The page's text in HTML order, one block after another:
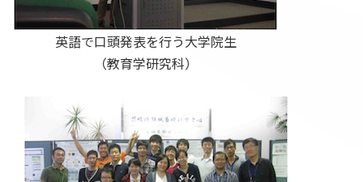
英語で口頭発表を行う大学院生
（教育学研究科）